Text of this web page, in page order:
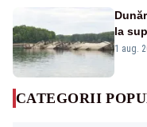
la
1 aug.
CATEGORII